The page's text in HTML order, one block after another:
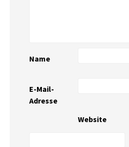
Name
E-Mail-
Adresse
Website